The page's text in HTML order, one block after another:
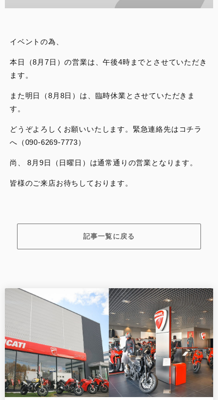
スタッフ
アパレル
コンフィギュレーター
お支払いシミュレーション
イベントの為、
本日（8月7日）の営業は、午後4時までとさせていただき
ます。
また明日（8月8日）は、臨時休業とさせていただきま
す。
どうぞよろしくお願いいたします。緊急連絡先はコチラ
へ（090-6269-7773）
尚、 8月9日（日曜日）は通常通りの営業となります。
皆様のご来店お待ちしております。
記事一覧に戻る